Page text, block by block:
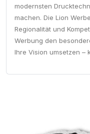
modernsten
machen. Die Lion
Regionalität und
Werbung den
Ihre Vision umsetzen –